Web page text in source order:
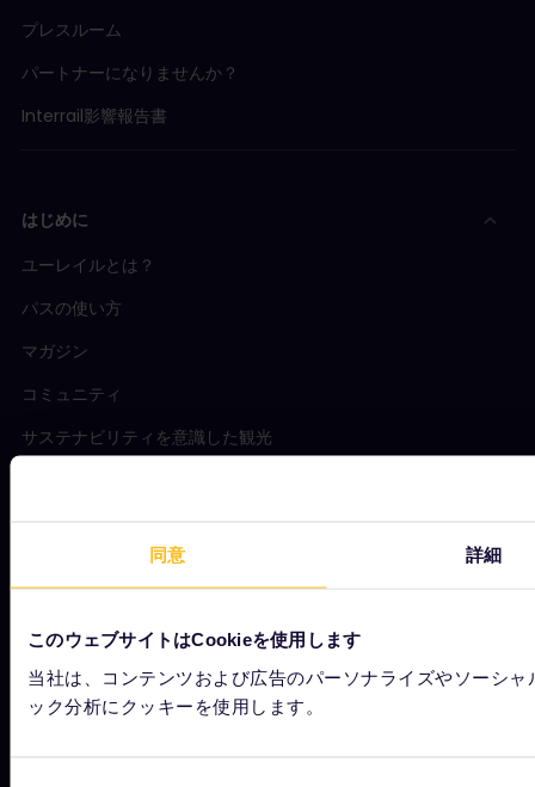
同意 詳細
このウェブサイトはCookieを使用します
当社は、コンテンツおよび広告のパーソナライズやソーシ
ック分析にクッキーを使用します。
プレスルーム
パートナーになりませんか？
Interrail影響報告書
はじめに
ユーレイルとは？
パスの使い方
マガジン
コミュニティ
サステナビリティを意識した観光
規約条件
ご予約に関する条件
払戻しと交換
ユーレイルパスのご利用条件